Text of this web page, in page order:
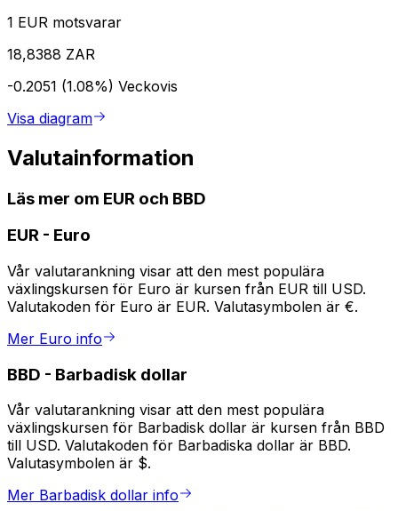
1 EUR motsvarar
18,8388 ZAR
-0.2051 (1.08%) Veckovis
Visa diagram
Valutainformation
Läs mer om EUR och BBD
EUR - Euro
Vår valutarankning visar att den mest populära
växlingskursen för Euro är kursen från EUR till USD.
Valutakoden för Euro är EUR. Valutasymbolen är €.
Mer Euro info
BBD - Barbadisk dollar
Vår valutarankning visar att den mest populära
växlingskursen för Barbadisk dollar är kursen från BBD
till USD. Valutakoden för Barbadiska dollar är BBD.
Valutasymbolen är $.
Mer Barbadisk dollar info